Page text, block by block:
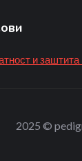
и
2025 ©